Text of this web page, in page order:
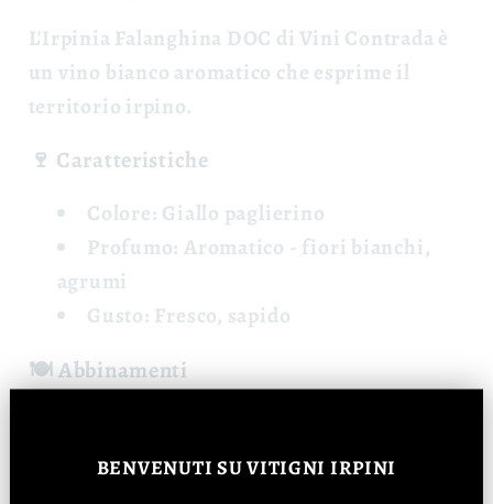
L'Irpinia Falanghina DOC di Vini Contrada è
un vino bianco aromatico che esprime il
territorio irpino.
🍷 Caratteristiche
Colore: Giallo paglierino
Profumo: Aromatico - fiori bianchi,
agrumi
Gusto: Fresco, sapido
🍽️ Abbinamenti
📊 DatiBENVENUTI SU VITIGNI IRPINI